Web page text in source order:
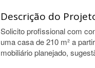
Descrição do
Solicito profissional com
uma casa de 210 m² a
mobiliário planejado,